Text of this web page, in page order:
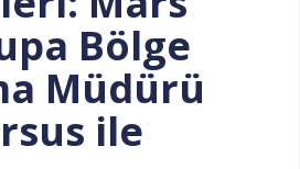
Bölge
Müdürü
ile